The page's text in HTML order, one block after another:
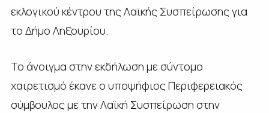
εκλογικού κέντρου της Λαϊκής Συσπείρωσης για
το Δήμο Ληξουρίου.
Το άνοιγμα στην εκδήλωση με σύντομο
χαιρετισμό έκανε ο υποψήφιος Περιφερειακός
σύμβουλος με την Λαϊκή Συσπείρωση στην